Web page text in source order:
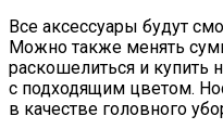
Все аксессуары будут
Можно также менять
раскошелиться и купить
с подходящим цветом.
в качестве головного